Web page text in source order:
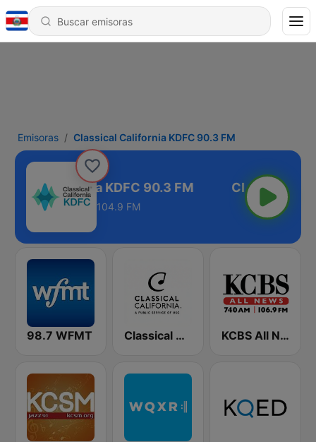
Emisoras Classical California KDFC 90.3 FM
California KDFC 90.3 FM
104.9 FM
98.7 WFMT Classical California KCBS All News 740 AM and 106.9 FM KFRC